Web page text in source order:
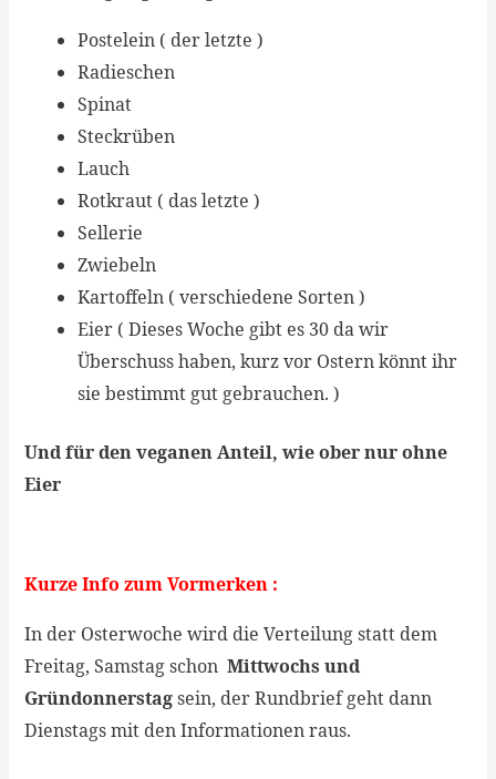
Postelein ( der letzte )
Radieschen
Spinat
Steckrüben
Lauch
Rotkraut ( das letzte )
Sellerie
Zwiebeln
Kartoffeln ( verschiedene Sorten )
Eier ( Dieses Woche gibt es 30 da wir
Überschuss haben, kurz vor Ostern könnt ihr
sie bestimmt gut gebrauchen. )
Undfür den veganen Anteil, wie ober nur ohne
Eier
Kurze Info zum Vormerken :
In der Osterwoche wird die Verteilung statt dem
Freitag, Samstag schonMittwochs und
Gründonnerstagsein, der Rundbrief geht dann
Dienstags mit den Informationen raus.